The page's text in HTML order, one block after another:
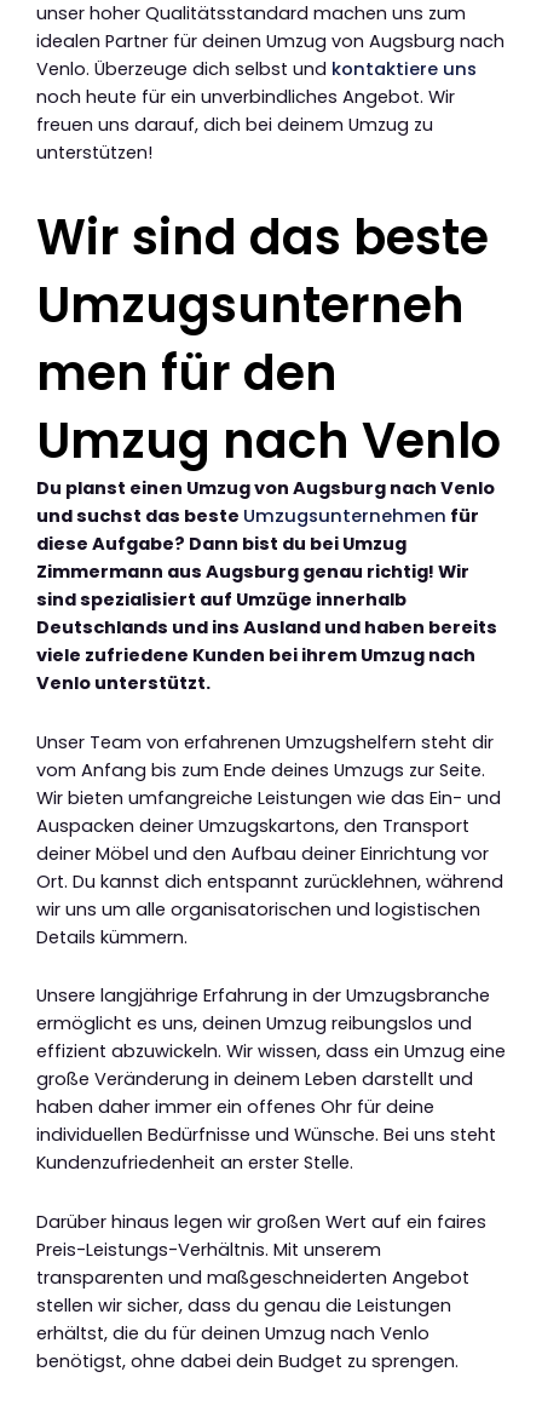
unser hoher Qualitätsstandard machen uns zum
idealen Partner für deinen Umzug von Augsburg nach
Venlo. Überzeuge dich selbst und kontaktiere uns
noch heute für ein unverbindliches Angebot. Wir
freuen uns darauf, dich bei deinem Umzug zu
unterstützen!
Wir sind das beste
Umzugsunterneh
men für den
Umzug nach Venlo
Du planst einen Umzug von Augsburg nach Venlo
und suchst das beste Umzugsunternehmen für
diese Aufgabe? Dann bist du bei Umzug
Zimmermann aus Augsburg genau richtig! Wir
sind spezialisiert auf Umzüge innerhalb
Deutschlands und ins Ausland und haben bereits
viele zufriedene Kunden bei ihrem Umzug nach
Venlo unterstützt.
Unser Team von erfahrenen Umzugshelfern steht dir
vom Anfang bis zum Ende deines Umzugs zur Seite.
Wir bieten umfangreiche Leistungen wie das Ein- und
Auspacken deiner Umzugskartons, den Transport
deiner Möbel und den Aufbau deiner Einrichtung vor
Ort. Du kannst dich entspannt zurücklehnen, während
wir uns um alle organisatorischen und logistischen
Details kümmern.
Unsere langjährige Erfahrung in der Umzugsbranche
ermöglicht es uns, deinen Umzug reibungslos und
effizient abzuwickeln. Wir wissen, dass ein Umzug eine
große Veränderung in deinem Leben darstellt und
haben daher immer ein offenes Ohr für deine
individuellen Bedürfnisse und Wünsche. Bei uns steht
Kundenzufriedenheit an erster Stelle.
Darüber hinaus legen wir großen Wert auf ein faires
Preis-Leistungs-Verhältnis. Mit unserem
transparenten und maßgeschneiderten Angebot
stellen wir sicher, dass du genau die Leistungen
erhältst, die du für deinen Umzug nach Venlo
benötigst, ohne dabei dein Budget zu sprengen.